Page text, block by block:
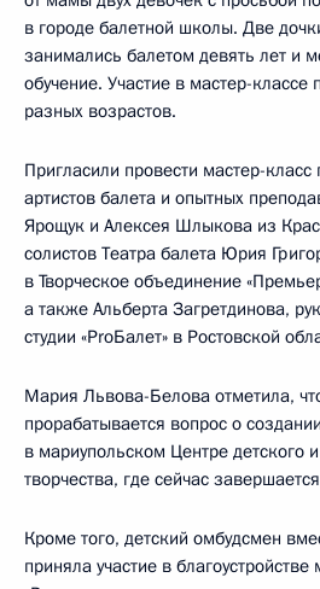
в городе балетной школы. Две
занимались балетом девять лет и
обучение. Участие в мастер-классе
разных возрастов.
Пригласили провести мастер-
артистов балета и опытных
Ярощук и Алексея Шлыкова из
солистов Театра балета Юрия
в Творческое объединение
а также Альберта Загретдинова,
студии «ProБалет» в Ростовской
Мария Львова-Белова отметила,
прорабатывается вопрос о
в мариупольском Центре детского
творчества, где сейчас
Кроме того, детский омбудсмен
приняла участие в